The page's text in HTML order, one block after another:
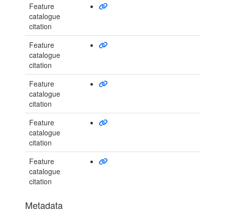
Feature
catalogue
citation
Feature
catalogue
citation
Feature
catalogue
citation
Feature
catalogue
citation
Feature
catalogue
citation
Metadata